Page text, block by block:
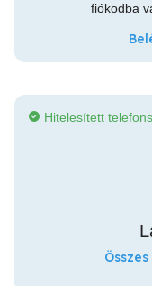
fiókodba
Hitelesített